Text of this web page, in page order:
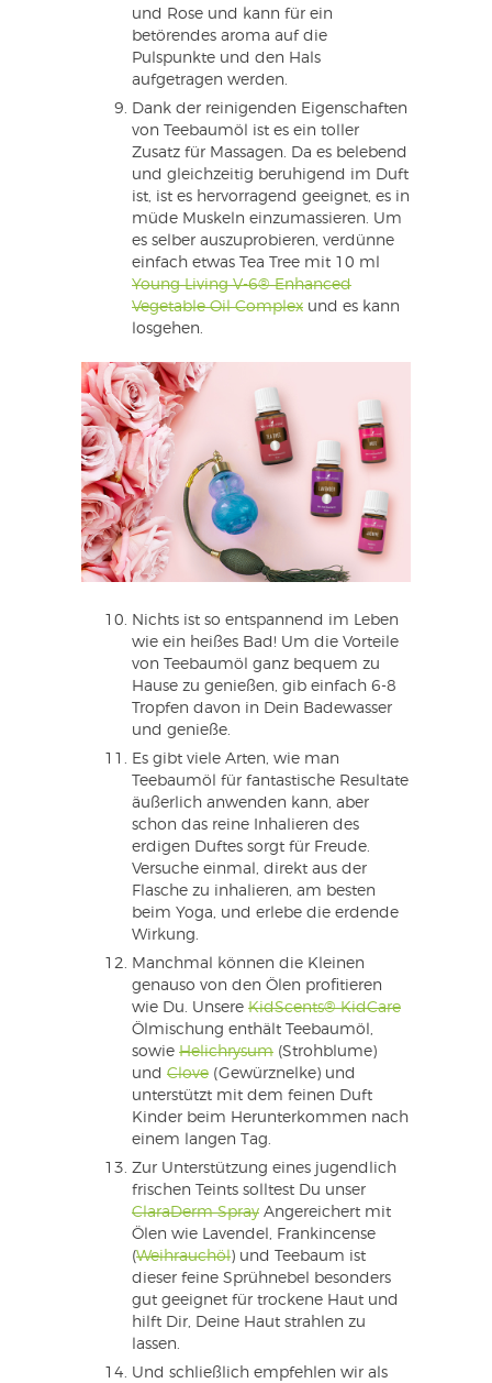
und Rose und kann für ein
betörendes aroma auf die
Pulspunkte und den Hals
aufgetragen werden.
Dank der reinigenden Eigenschaften
von Teebaumöl ist es ein toller
Zusatz für Massagen. Da es belebend
und gleichzeitig beruhigend im Duft
ist, ist es hervorragend geeignet, es in
müde Muskeln einzumassieren. Um
es selber auszuprobieren, verdünne
einfach etwas Tea Tree mit 10 ml
Young Living V-6® Enhanced
Vegetable Oil Complex und es kann
losgehen.
Nichts ist so entspannend im Leben
wie ein heißes Bad! Um die Vorteile
von Teebaumöl ganz bequem zu
Hause zu genießen, gib einfach 6-8
Tropfen davon in Dein Badewasser
und genieße.
Es gibt viele Arten, wie man
Teebaumöl für fantastische Resultate
äußerlich anwenden kann, aber
schon das reine Inhalieren des
erdigen Duftes sorgt für Freude.
Versuche einmal, direkt aus der
Flasche zu inhalieren, am besten
beim Yoga, und erlebe die erdende
Wirkung.
Manchmal können die Kleinen
genauso von den Ölen profitieren
wie Du. Unsere KidScents® KidCare
Ölmischung enthält Teebaumöl,
sowie Helichrysum (Strohblume)
und Clove (Gewürznelke) und
unterstützt mit dem feinen Duft
Kinder beim Herunterkommen nach
einem langen Tag.
Zur Unterstützung eines jugendlich
frischen Teints solltest Du unser
ClaraDerm Spray Angereichert mit
Ölen wie Lavendel, Frankincense
(Weihrauchöl) und Teebaum ist
dieser feine Sprühnebel besonders
gut geeignet für trockene Haut und
hilft Dir, Deine Haut strahlen zu
lassen.
Und schließlich empfehlen wir als